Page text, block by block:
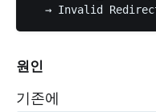
원인
기존에